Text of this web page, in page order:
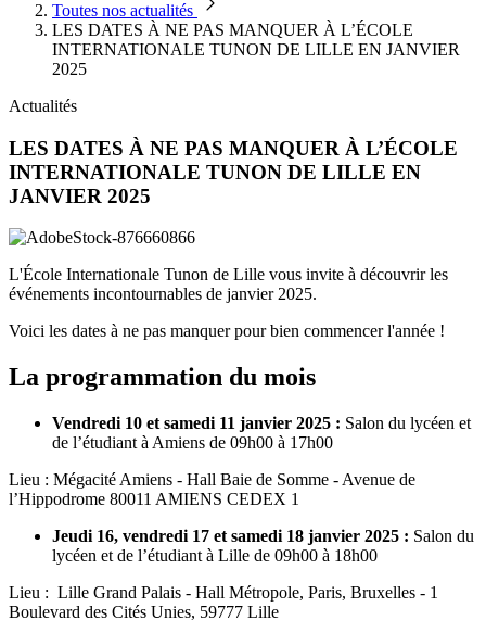
Toutes nos actualités
LES DATES À NE PAS MANQUER À L’ÉCOLE
INTERNATIONALE TUNON DE LILLE EN JANVIER
2025
Actualités
LES DATES À NE PAS MANQUER À L’ÉCOLE
INTERNATIONALE TUNON DE LILLE EN
JANVIER 2025
L'École Internationale Tunon de Lille vous invite à découvrir les
événements incontournables de janvier 2025.
Voici les dates à ne pas manquer pour bien commencer l'année !
La programmation du mois
Vendredi 10 et samedi 11 janvier 2025 : Salon du lycéen et
de l’étudiant à Amiens de 09h00 à 17h00
Lieu : Mégacité Amiens - Hall Baie de Somme - Avenue de
l’Hippodrome 80011 AMIENS CEDEX 1
Jeudi 16, vendredi 17 et samedi 18 janvier 2025 : Salon du
lycéen et de l’étudiant à Lille de 09h00 à 18h00
Lieu : Lille Grand Palais - Hall Métropole, Paris, Bruxelles - 1
Boulevard des Cités Unies, 59777 Lille